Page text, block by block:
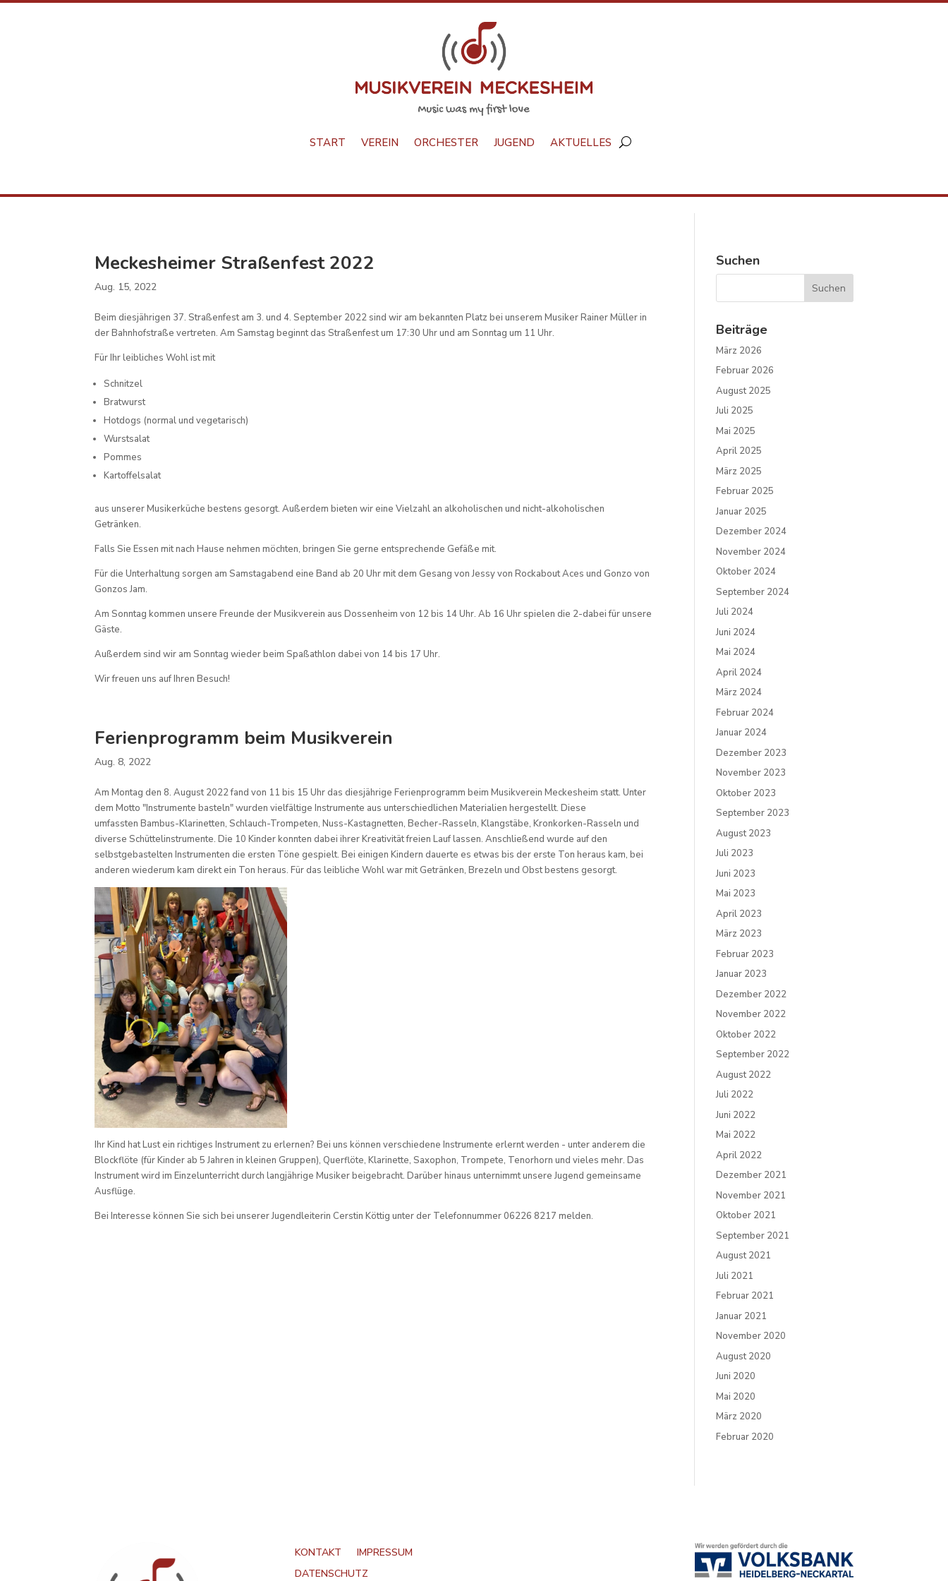
START VEREIN ORCHESTER JUGEND AKTUELLES
Meckesheimer Straßenfest 2022
Aug. 15, 2022
Beim diesjährigen 37. Straßenfest am 3. und 4. September 2022 sind wir am bekannten Platz bei unserem Musiker Rainer Müller in
der Bahnhofstraße vertreten. Am Samstag beginnt das Straßenfest um 17:30 Uhr und am Sonntag um 11 Uhr.
Für Ihr leibliches Wohl ist mit
Schnitzel
Bratwurst
Hotdogs (normal und vegetarisch)
Wurstsalat
Pommes
Kartoffelsalat
aus unserer Musikerküche bestens gesorgt. Außerdem bieten wir eine Vielzahl an alkoholischen und nicht-alkoholischen
Getränken.
Falls Sie Essen mit nach Hause nehmen möchten, bringen Sie gerne entsprechende Gefäße mit.
Für die Unterhaltung sorgen am Samstagabend eine Band ab 20 Uhr mit dem Gesang von Jessy von Rockabout Aces und Gonzo von
Gonzos Jam.
Am Sonntag kommen unsere Freunde der Musikverein aus Dossenheim von 12 bis 14 Uhr. Ab 16 Uhr spielen die 2-dabei für unsere
Gäste.
Außerdem sind wir am Sonntag wieder beim Spaßathlon dabei von 14 bis 17 Uhr.
Wir freuen uns auf Ihren Besuch!
Ferienprogramm beim Musikverein
Aug. 8, 2022
Am Montag den 8. August 2022 fand von 11 bis 15 Uhr das diesjährige Ferienprogramm beim Musikverein Meckesheim statt. Unter
dem Motto "Instrumente basteln" wurden vielfältige Instrumente aus unterschiedlichen Materialien hergestellt. Diese
umfassten Bambus-Klarinetten, Schlauch-Trompeten, Nuss-Kastagnetten, Becher-Rasseln, Klangstäbe, Kronkorken-Rasseln und
diverse Schüttelinstrumente. Die 10 Kinder konnten dabei ihrer Kreativität freien Lauf lassen. Anschließend wurde auf den
selbstgebastelten Instrumenten die ersten Töne gespielt. Bei einigen Kindern dauerte es etwas bis der erste Ton heraus kam, bei
anderen wiederum kam direkt ein Ton heraus. Für das leibliche Wohl war mit Getränken, Brezeln und Obst bestens gesorgt.
Ihr Kind hat Lust ein richtiges Instrument zu erlernen? Bei uns können verschiedene Instrumente erlernt werden - unter anderem die
Blockflöte (für Kinder ab 5 Jahren in kleinen Gruppen), Querflöte, Klarinette, Saxophon, Trompete, Tenorhorn und vieles mehr. Das
Instrument wird im Einzelunterricht durch langjährige Musiker beigebracht. Darüber hinaus unternimmt unsere Jugend gemeinsame
Ausflüge.
Bei Interesse können Sie sich bei unserer Jugendleiterin Cerstin Köttig unter der Telefonnummer 06226 8217 melden.
Suchen
Beiträge
März 2026
Februar 2026
August 2025
Juli 2025
Mai 2025
April 2025
März 2025
Februar 2025
Januar 2025
Dezember 2024
November 2024
Oktober 2024
September 2024
Juli 2024
Juni 2024
Mai 2024
April 2024
März 2024
Februar 2024
Januar 2024
Dezember 2023
November 2023
Oktober 2023
September 2023
August 2023
Juli 2023
Juni 2023
Mai 2023
April 2023
März 2023
Februar 2023
Januar 2023
Dezember 2022
November 2022
Oktober 2022
September 2022
August 2022
Juli 2022
Juni 2022
Mai 2022
April 2022
Dezember 2021
November 2021
Oktober 2021
September 2021
August 2021
Juli 2021
Februar 2021
Januar 2021
November 2020
August 2020
Juni 2020
Mai 2020
März 2020
Februar 2020
KONTAKT
IMPRESSUM
DATENSCHUTZ